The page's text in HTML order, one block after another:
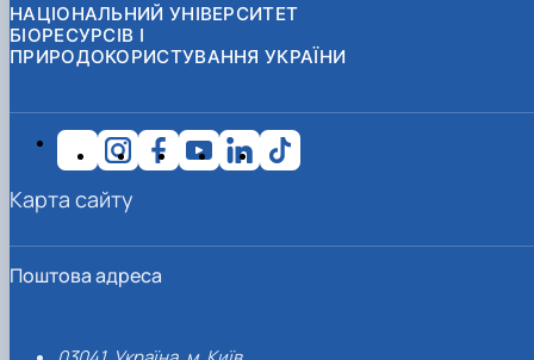
НАЦІОНАЛЬНИЙ УНІВЕРСИТЕТ
БІОРЕСУРСІВ І
ПРИРОДОКОРИСТУВАННЯ УКРАЇНИ
Поштова адреса
Карта сайту